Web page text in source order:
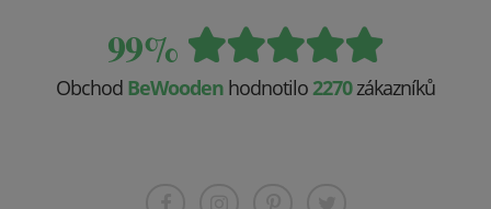
99%
Obchod BeWooden hodnotilo 2270zákazníků